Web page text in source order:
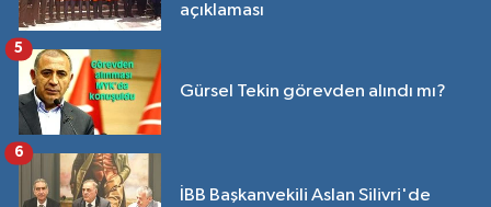
açıklaması
Gürsel Tekin görevden alındı mı?
5
İBB Başkanvekili Aslan Silivri'de
6